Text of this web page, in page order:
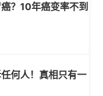
？10年癌变率不到
何人！真相只有一